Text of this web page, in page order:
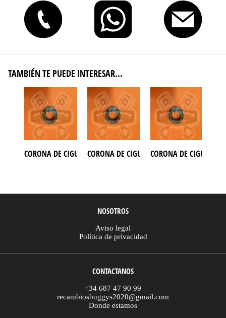
TAMBIÉN TE PUEDE INTERESAR...
CORONA DE CIGUEÑAL DELCO PARA BUGGY GOKA 650
CORONA DE CIGUEÑAL DELCO PARA BUGGY
CORONA DE CIGUEÑAL
NOSOTROS
Aviso legal
Política de privacidad
CONTACTANOS
+34 687 47 90 99
recambiosbuggys2020@gmail.com
Donde estamos